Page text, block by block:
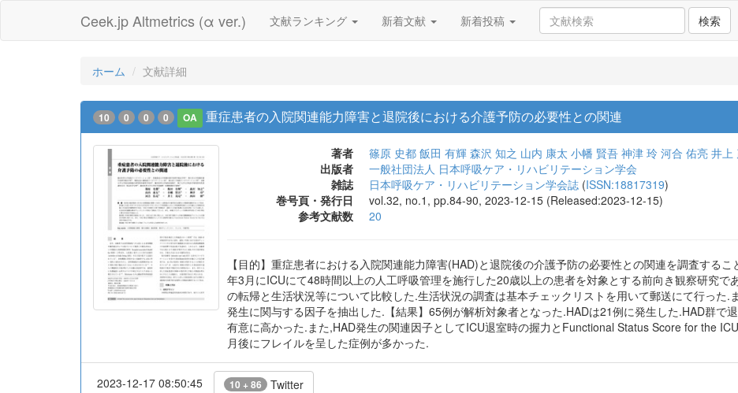
Ceek.jp Altmetrics (α ver.) 文献ランキング 新着文献 新着投稿 検索
ホーム 文献詳細
10 0 0 0 OA 重症患者の入院関連能力障害と退院後における介護予防の必要性との関連
著者 篠原 史都 飯田 有輝 森沢 知之 山内 康太 小幡 賢吾 神津 玲 河合 佑亮 井上
出版者
一般社団法人 日本呼吸ケア・リハビリテーション学会
雑誌
日本呼吸ケア・リハビリテーション学会誌 (ISSN:18817319)
巻号頁・発行日
vol.32, no.1, pp.84-90, 2023-12-15 (Released:2023-12-15)
参考文献数
20
【目的】重症患者における入院関連能力障害(HAD)と退院後の介護予防の必要性との関連を調査する
年3月にICUにて48時間以上の人工呼吸管理を施行した20歳以上の患者を対象とする前向き観察研究で
の転帰と生活状況等について比較した.生活状況の調査は基本チェックリストを用いて郵送にて行った
発生に関与する因子を抽出した.【結果】65例が解析対象者となった.HADは21例に発生した.HAD群で
有意に高かった.また,HAD発生の関連因子としてICU退室時の握力とFunctional Status Score for the
月後にフレイルを呈した症例が多かった.
2023-12-17 08:50:45 10 + 86 Twitter